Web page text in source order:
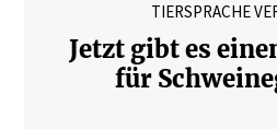
TIERSPRACHE
Jetzt gibt es
für